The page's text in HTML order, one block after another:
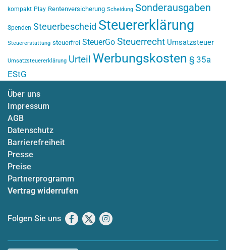
kompakt Play Rentenversicherung Scheidung Sonderausgaben
Spenden Steuerbescheid Steuererklärung
Steuererstattung steuerfrei SteuerGo Steuerrecht Umsatzsteuer
Umsatzsteuererklärung Urteil Werbungskosten § 35a
EStG
Über uns
Impressum
AGB
Datenschutz
Barrierefreiheit
Presse
Preise
Partnerprogramm
Vertrag widerrufen
Folgen Sie uns Facebook
X Instagram